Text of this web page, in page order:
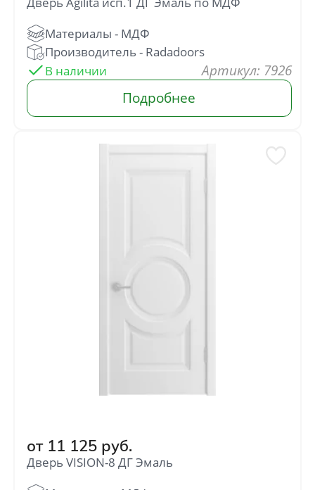
: 7926
от 11 125 руб.
Дверь VISION-8 ДГ Эмаль
Отправить
Нажимая кнопку «Отправить», Вы
соглашаетесь с политикой обработки
персональных данных